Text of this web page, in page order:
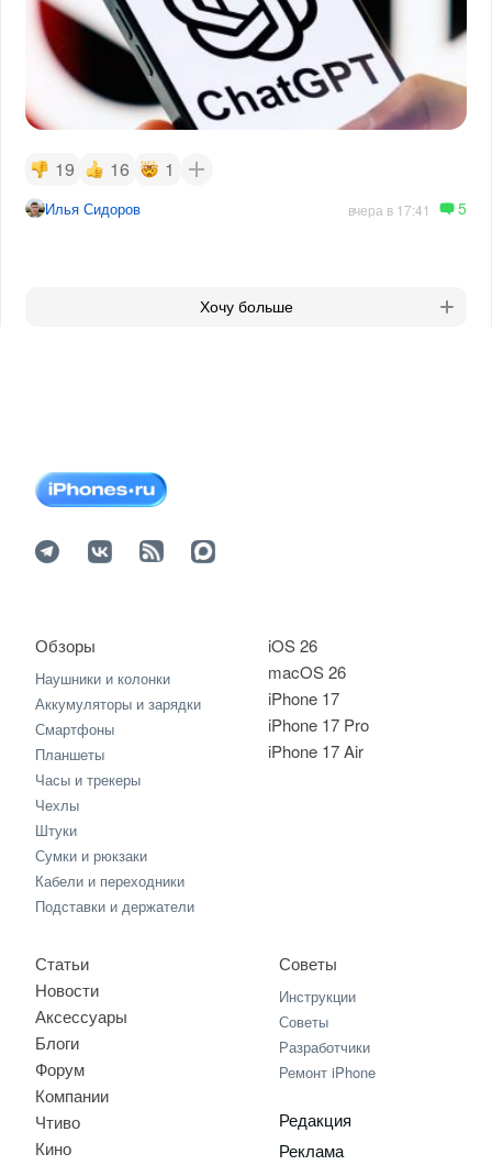
19 16 1
Илья Сидоров вчера в 17:41 5
Хочу больше
iOS 26
macOS 26
iPhone 17
iPhone 17 Pro
iPhone 17 Air
Обзоры
Наушники и колонки
Аккумуляторы и зарядки
Смартфоны
Планшеты
Часы и трекеры
Чехлы
Штуки
Сумки и рюкзаки
Кабели и переходники
Подставки и держатели
Статьи
Новости
Аксессуары
Блоги
Форум
Компании
Чтиво
Кино
Советы
Инструкции
Советы
Разработчики
Ремонт iPhone
Редакция
Реклама